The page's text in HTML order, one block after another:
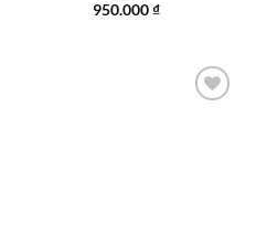
950.000₫